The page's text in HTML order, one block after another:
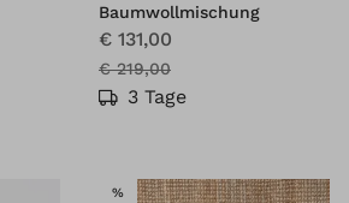
Baumwollmischung
€ 131,00
€ 219,00
3 Tage
%SALE